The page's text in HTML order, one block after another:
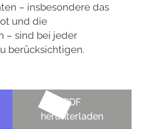
– insbesondere das
und die
– sind bei jeder
berücksichtigen.
PDF
herunterladen